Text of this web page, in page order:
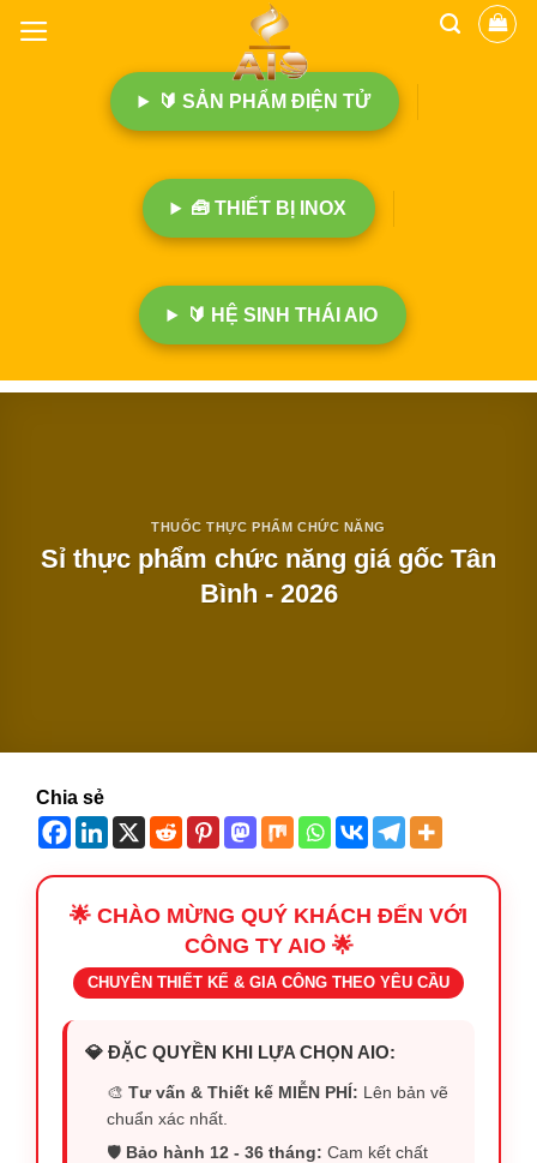
🔰 SẢN PHẨM ĐIỆN TỬ
🧰 THIẾT BỊ INOX
🔰 HỆ SINH THÁI AIO
THUỐC THỰC PHẨM CHỨC NĂNG
Sỉ thực phẩm chức năng giá gốc Tân
Bình - 2026
Chia sẻ
🌟 CHÀO MỪNG QUÝ KHÁCH ĐẾN VỚI
CÔNG TY AIO 🌟
CHUYÊN THIẾT KẾ & GIA CÔNG THEO YÊU CẦU
💎 ĐẶC QUYỀN KHI LỰA CHỌN AIO:
🎨Tư vấn & Thiết kế MIỄN PHÍ: Lên bản vẽ
chuẩn xác nhất.
🛡️ Bảo hành 12 - 36 tháng: Cam kết chất